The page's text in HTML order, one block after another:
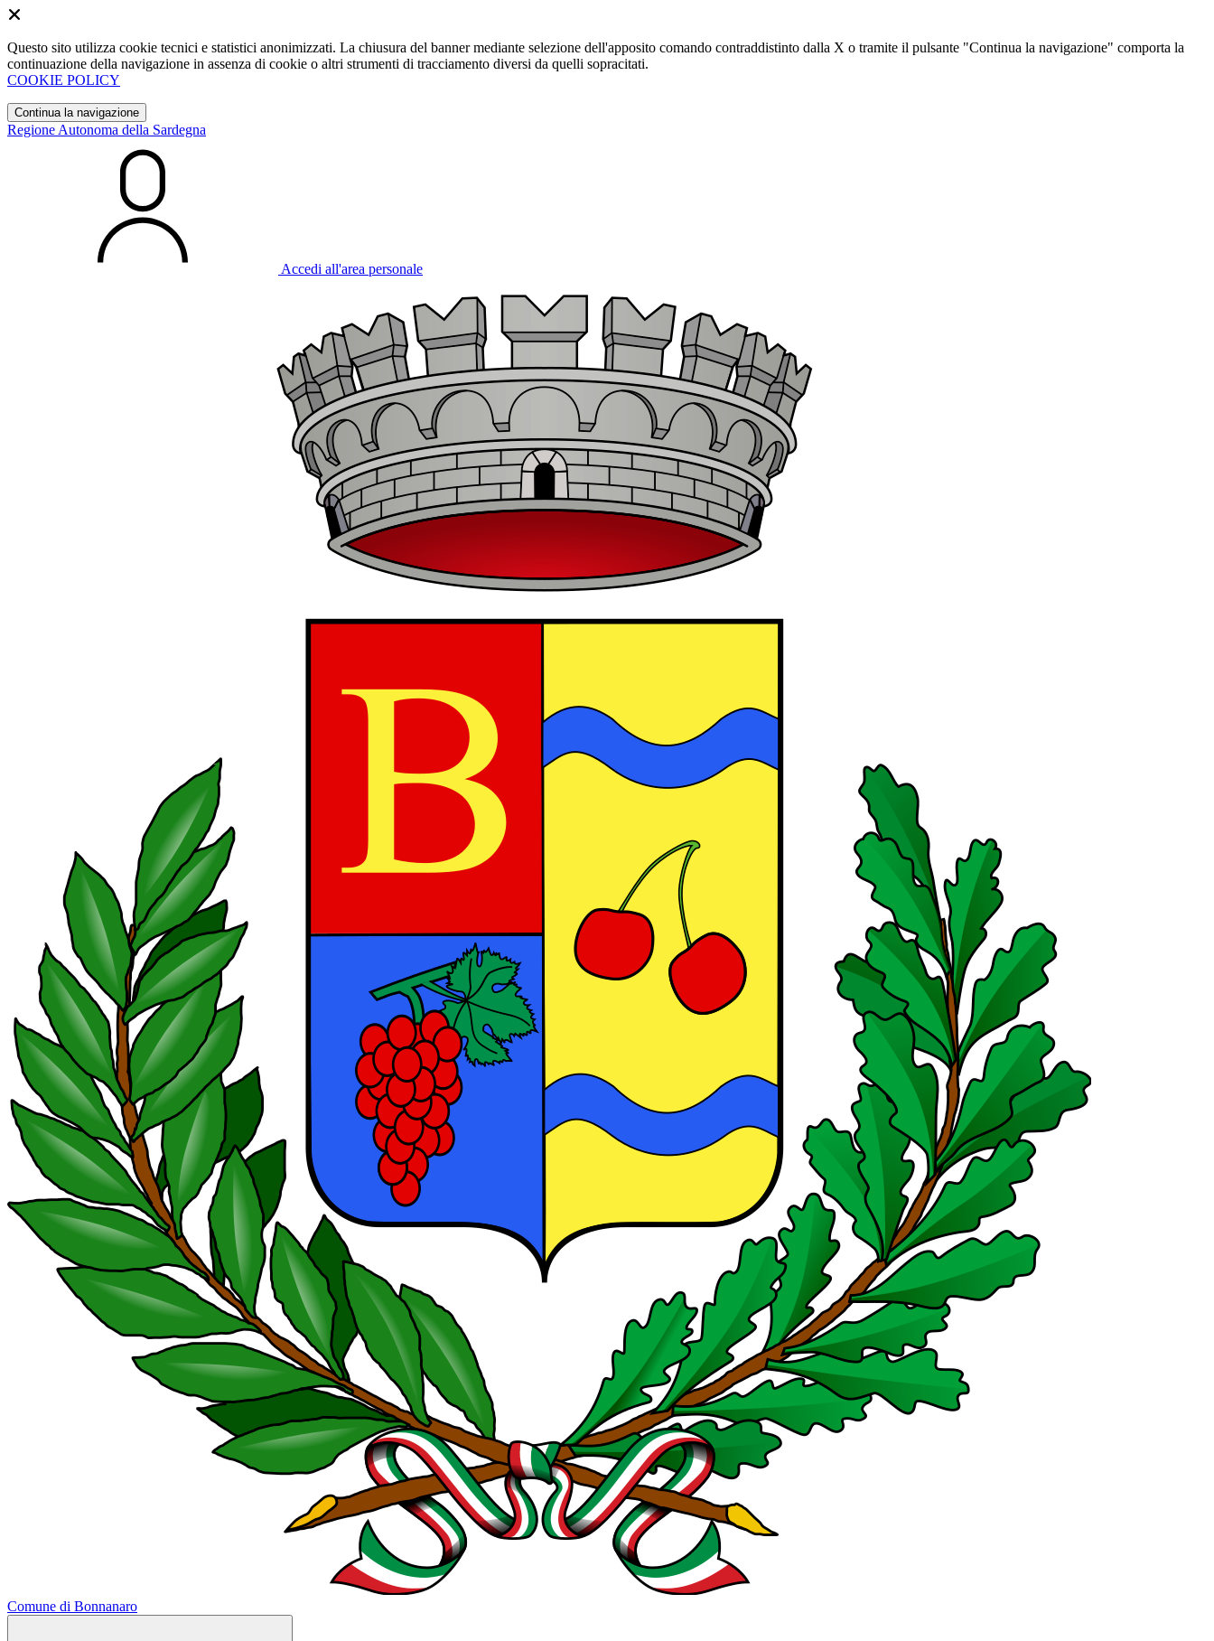
Questo sito utilizza cookie tecnici e statistici anonimizzati. La chiusura del banner mediante selezione dell'apposito comando contraddistinto dalla X o tramite il pulsante "Continua la navigazione" comporta la
continuazione della navigazione in assenza di cookie o altri strumenti di tracciamento diversi da quelli sopracitati.
COOKIE POLICY
Continua la navigazione
Regione Autonoma della Sardegna
Accedi all'area personale
Comune di Bonnanaro